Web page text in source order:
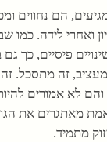
הם נחווים
ואחרי לידה. כמו
פיסיים, כך גם
מעציב, זה מתסכל.
לא אמורים
מאתגרים את
מתמיד.